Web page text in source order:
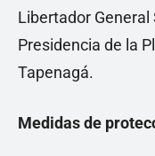
Libertador
Presidencia de la
Tapenagá.
Medidas de